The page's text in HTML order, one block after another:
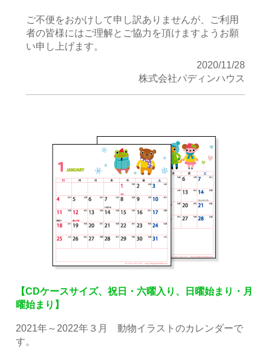
ご不便をおかけして申し訳ありませんが、ご利用
者の皆様にはご理解とご協力を頂けますようお願
い申し上げます。
2020/11/28
株式会社パディンハウス
【CDケースサイズ、祝日・六曜入り、日曜始まり・月
曜始まり】
2021年～2022年３月 動物イラストのカレンダーで
す。